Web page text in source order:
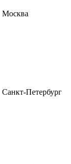
Москва
Санкт-Петербург